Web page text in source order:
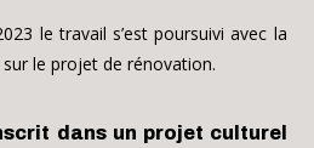
le travail s’est poursuivi avec la
le projet de rénovation.
dans un projet culturel